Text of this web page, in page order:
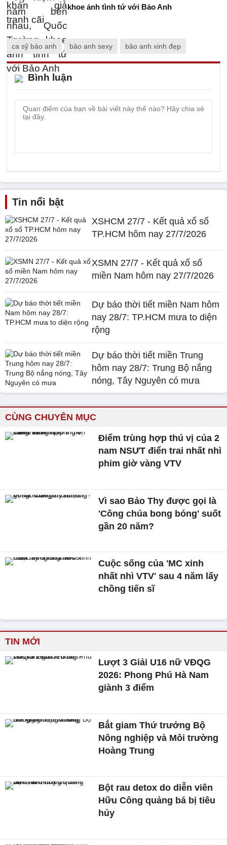
khoe ảnh tình tứ với Bảo Anh
ca sỹ bảo anh bảo anh sexy bảo anh xinh đẹp
Bình luận
Tin nổi bật
XSHCM 27/7 - Kết quả xổ số
TP.HCM hôm nay 27/7/2026
XSMN 27/7 - Kết quả xổ số
miền Nam hôm nay 27/7/2026
Dự báo thời tiết miền Nam hôm
nay 28/7: TP.HCM mưa to diện
rộng
Dự báo thời tiết miền Trung
hôm nay 28/7: Trung Bộ nắng
nóng, Tây Nguyên có mưa
CÙNG CHUYÊN MỤC
Điểm trùng hợp thú vị của 2
nam NSƯT điển trai nhất nhì
phim giờ vàng VTV
Vì sao Bảo Thy được gọi là
'Công chúa bong bóng' suốt
gần 20 năm?
Cuộc sống của 'MC xinh
nhất nhì VTV' sau 4 năm lấy
chồng tiến sĩ
TIN MỚI
Lượt 3 Giải U16 nữ VĐQG
2026: Phong Phú Hà Nam
giành 3 điểm
Bắt giam Thứ trưởng Bộ
Nông nghiệp và Môi trường
Hoàng Trung
Bột rau detox do diễn viên
Hữu Công quảng bá bị tiêu
hủy